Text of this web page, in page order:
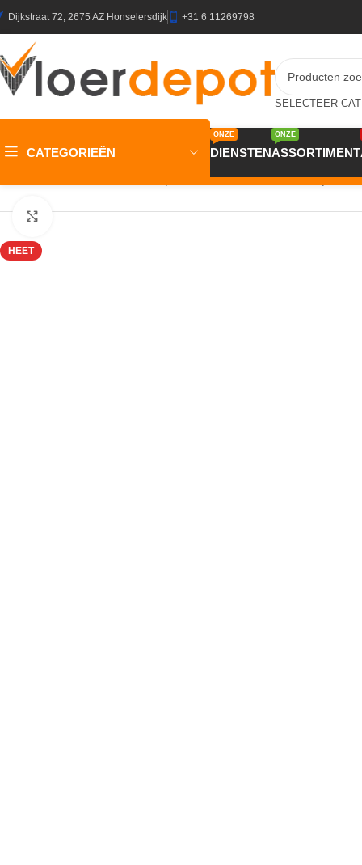
Dijkstraat 72, 2675 AZ Honselersdijk +31 6 11269798
CATEGORIEËN DIENSTEN
ONZE
ASSORTIMENT
ONZE
Wandpanelen/Akoestische
HEET
Klik om te vergroten